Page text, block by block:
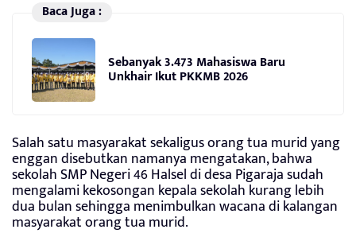
Baca Juga :
Sebanyak 3.473 Mahasiswa Baru
Unkhair Ikut PKKMB 2026
Salah satu masyarakat sekaligus orang tua murid yang
enggan disebutkan namanya mengatakan, bahwa
sekolah SMP Negeri 46 Halsel di desa Pigaraja sudah
mengalami kekosongan kepala sekolah kurang lebih
dua bulan sehingga menimbulkan wacana di kalangan
masyarakat orang tua murid.